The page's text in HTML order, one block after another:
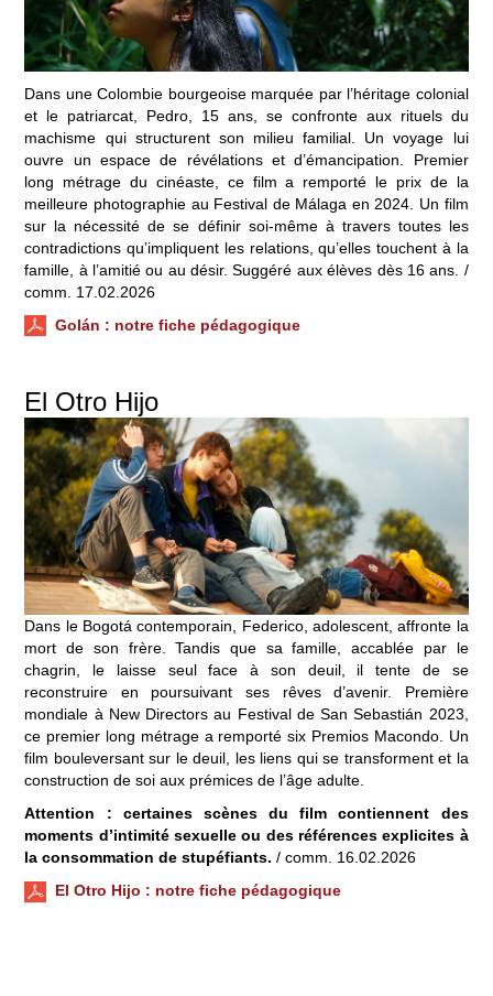
Dans une Colombie bourgeoise marquée par l’héritage colonial
et le patriarcat, Pedro, 15 ans, se confronte aux rituels du
machisme qui structurent son milieu familial. Un voyage lui
ouvre un espace de révélations et d’émancipation. Premier
long métrage du cinéaste, ce film a remporté le prix de la
meilleure photographie au Festival de Málaga en 2024. Un film
sur la nécessité de se définir soi-même à travers toutes les
contradictions qu’impliquent les relations, qu’elles touchent à la
famille, à l’amitié ou au désir. Suggéré aux élèves dès 16 ans. /
comm. 17.02.2026
Golán : notre fiche pédagogique
El Otro Hijo
Dans le Bogotá contemporain, Federico, adolescent, affronte la
mort de son frère. Tandis que sa famille, accablée par le
chagrin, le laisse seul face à son deuil, il tente de se
reconstruire en poursuivant ses rêves d’avenir. Première
mondiale à New Directors au Festival de San Sebastián 2023,
ce premier long métrage a remporté six Premios Macondo. Un
film bouleversant sur le deuil, les liens qui se transforment et la
construction de soi aux prémices de l’âge adulte.
Attention : certaines scènes du film contiennent des
moments d’intimité sexuelle ou des références explicites à
la consommation de stupéfiants./ comm. 16.02.2026
El Otro Hijo : notre fiche pédagogique